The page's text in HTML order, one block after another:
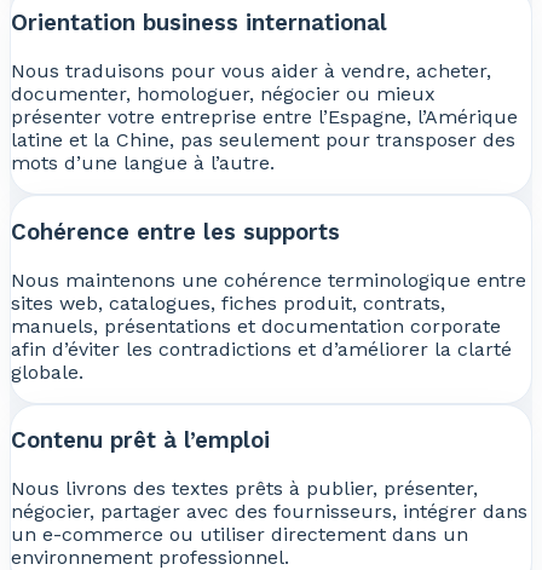
Orientation business international
Nous traduisons pour vous aider à vendre, acheter,
documenter, homologuer, négocier ou mieux
présenter votre entreprise entre l’Espagne, l’Amérique
latine et la Chine, pas seulement pour transposer des
mots d’une langue à l’autre.
Cohérence entre les supports
Nous maintenons une cohérence terminologique entre
sites web, catalogues, fiches produit, contrats,
manuels, présentations et documentation corporate
afin d’éviter les contradictions et d’améliorer la clarté
globale.
Contenu prêt à l’emploi
Nous livrons des textes prêts à publier, présenter,
négocier, partager avec des fournisseurs, intégrer dans
un e-commerce ou utiliser directement dans un
environnement professionnel.